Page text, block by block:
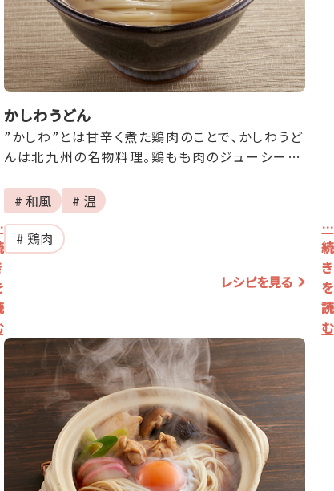
かしわうどん
”かしわ”とは甘辛く煮た鶏肉のことで、かしわうど
んは北九州の名物料理。鶏もも肉のジューシーな
感たっぷりの一皿です。
# 和風
# 温
# 鶏肉
レシピを見る
…
続
き
を
読
む